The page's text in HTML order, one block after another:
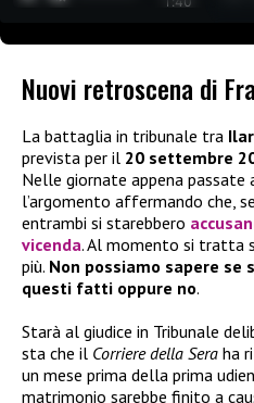
Nuovi retroscena di
La battaglia in tribunale tra
prevista per il 20 settembre
Nelle giornate appena
l’argomento affermando che,
entrambi si starebbero
vicenda. Al momento si tratta
più. Non possiamo sapere
questi fatti oppure no.
Starà al giudice in Tribunale
sta che il Corriere della Sera ha
un mese prima della prima
matrimonio sarebbe finito a